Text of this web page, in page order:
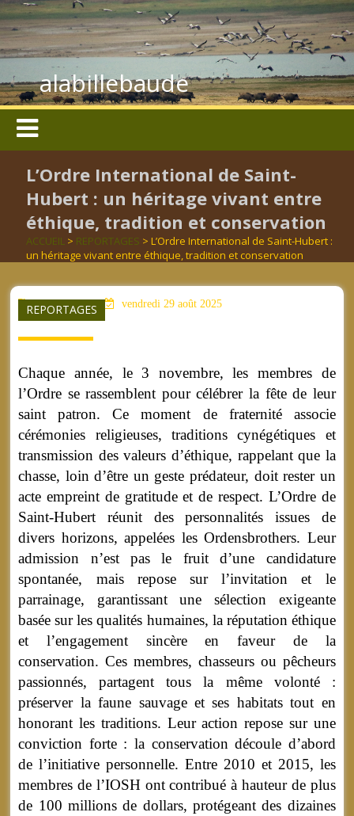
alabillebaude
L’Ordre International de Saint-
Hubert : un héritage vivant entre
éthique, tradition et conservation
ACCUEIL > REPORTAGES > L’Ordre International de Saint-Hubert :
un héritage vivant entre éthique, tradition et conservation
REPORTAGES
aucun mot clé vendredi 29 août 2025
Chaque année, le 3 novembre, les membres de
l’Ordre se rassemblent pour célébrer la fête de leur
saint patron. Ce moment de fraternité associe
cérémonies religieuses, traditions cynégétiques et
transmission des valeurs d’éthique, rappelant que la
chasse, loin d’être un geste prédateur, doit rester un
acte empreint de gratitude et de respect. L’Ordre de
Saint-Hubert réunit des personnalités issues de
divers horizons, appelées les Ordensbrothers. Leur
admission n’est pas le fruit d’une candidature
spontanée, mais repose sur l’invitation et le
parrainage, garantissant une sélection exigeante
basée sur les qualités humaines, la réputation éthique
et l’engagement sincère en faveur de la
conservation. Ces membres, chasseurs ou pêcheurs
passionnés, partagent tous la même volonté :
préserver la faune sauvage et ses habitats tout en
honorant les traditions. Leur action repose sur une
conviction forte : la conservation découle d’abord
de l’initiative personnelle. Entre 2010 et 2015, les
membres de l’IOSH ont contribué à hauteur de plus
de 100 millions de dollars, protégeant des dizaines